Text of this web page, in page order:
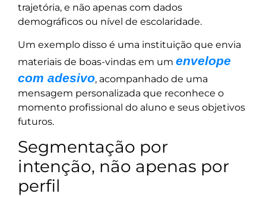
trajetória, e não apenas com dados
demográficos ou nível de escolaridade.
Um exemplo disso é uma instituição que envia
materiais de boas-vindas em um envelope
com adesivo, acompanhado de uma
mensagem personalizada que reconhece o
momento profissional do aluno e seus objetivos
futuros.
Segmentação por
intenção, não apenas por
perfil